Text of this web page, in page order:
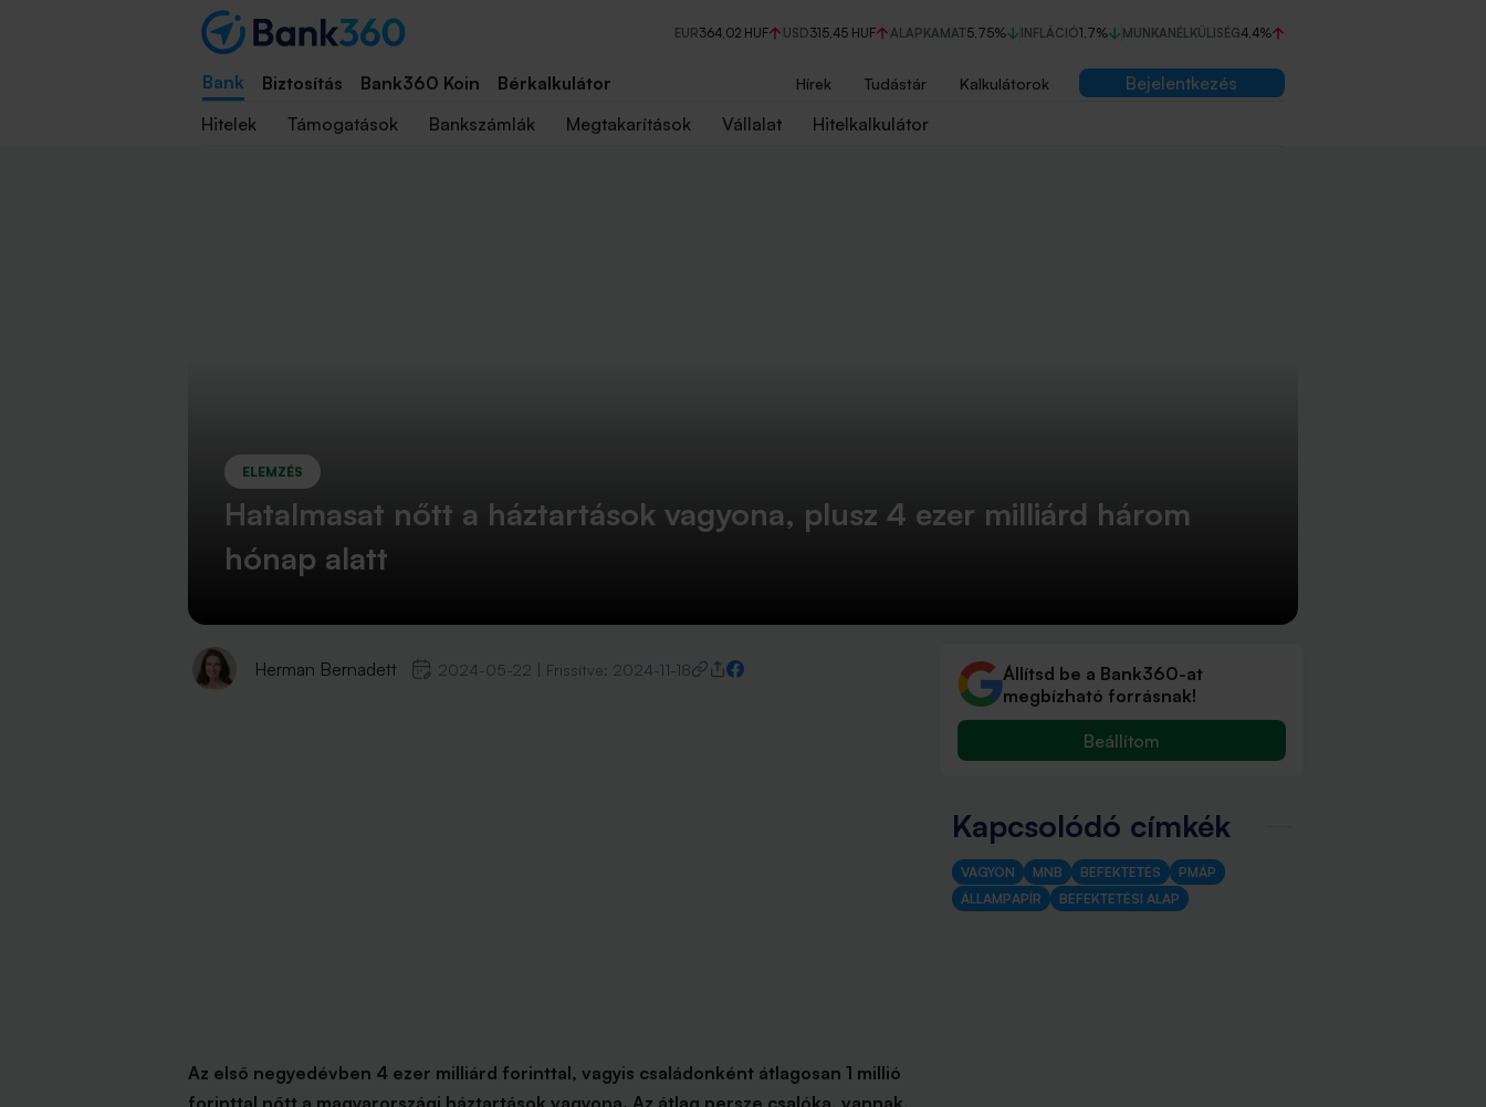
EUR364,02 HUF USD315,45 HUF ALAPKAMAT5,75% INFLÁCIÓ1,7% MUNKANÉLKÜLISÉG4,4%
Bank Biztosítás Bank360 Koin Bérkalkulátor Hírek Tudástár Kalkulátorok
Bejelentkezés
Hitelek
Támogatások Bankszámlák Megtakarítások Vállalat Hitelkalkulátor
ELEMZÉS
Hatalmasat nőtt a háztartások vagyona, plusz 4 ezer milliárd három
hónap alatt
Herman Bernadett 2024-05-22 Frissítve: 2024-11-18
Az első negyedévben 4 ezer milliárd forinttal, vagyis családonként átlagosan 1 millió
forinttal nőtt a magyarországi háztartások vagyona. Az átlag persze csalóka, vannak,
Állítsd be a Bank360-at
megbízható forrásnak!
Beállítom
Kapcsolódó címkék
VAGYON MNB BEFEKTETÉS
PMÁP
ÁLLAMPAPÍR
BEFEKTETÉSI ALAP